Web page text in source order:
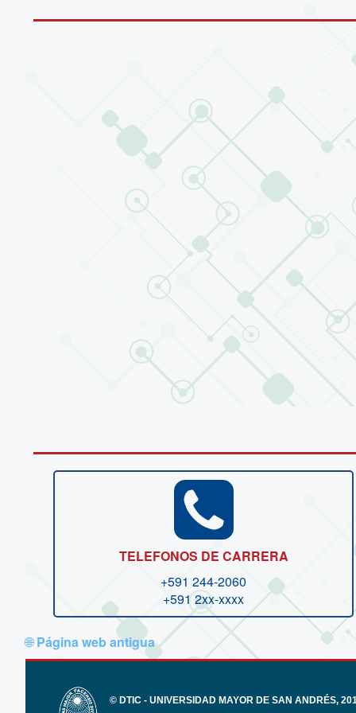
TELEFONOS DE CARRERA
+591 244-2060
+591 2xx-xxxx
🌐Página web antigua
© DTIC - UNIVERSIDAD MAYOR DE SAN ANDRÉS,